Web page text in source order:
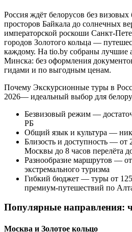
Россия ждёт белорусов без
просторов Байкала до солнечных
императорской роскоши Санкт-
городов Золотого кольца —
каждому. На tio.by собраны лучшие
Минска: без оформления
гидами и по выгодным ценам.
Почему Экскурсионные туры в
2026— идеальный выбор для
Безвизовый режим —
РБ
Общий язык и культура —
Близость и доступность — от
Москвы до 8 часов перелёта
Разнообразие маршрутов —
экстремального туризма
Гибкий бюджет — туры от
премиум-путешествий по
Популярные направления:
Москва и Золотое кольцо